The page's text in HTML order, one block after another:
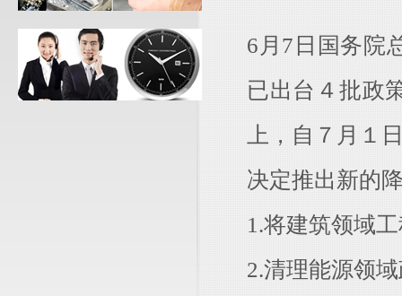
6月7日国务院
已出台４批政
上，自７月１
决定推出新的
1.将建筑领域
2.清理能源领